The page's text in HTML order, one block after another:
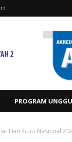
PROGRAM
Hari Guru Nasional